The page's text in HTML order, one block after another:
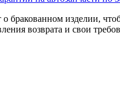
о бракованном изделии,
возврата и свои